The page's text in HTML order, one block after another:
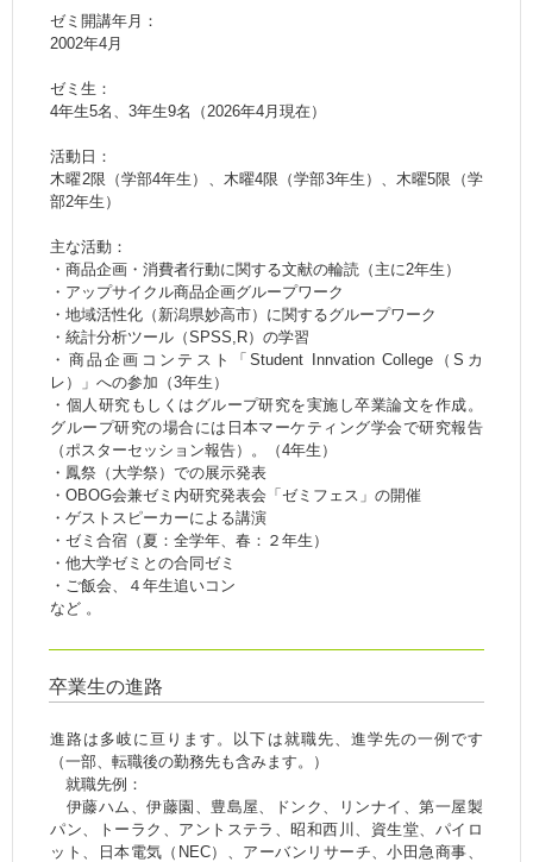
ゼミ開講年月：
2002年4月
ゼミ生：
4年生5名、3年生9名（2026年4月現在）
活動日：
木曜2限（学部4年生）、木曜4限（学部3年生）、木曜5限（学
部2年生）
主な活動：
・商品企画・消費者行動に関する文献の輪読（主に2年生）
・アップサイクル商品企画グループワーク
・地域活性化（新潟県妙高市）に関するグループワーク
・統計分析ツール（SPSS,R）の学習
・商品企画コンテスト「Student Innvation College（Sカ
レ）」への参加（3年生）
・個人研究もしくはグループ研究を実施し卒業論文を作成。
グループ研究の場合には日本マーケティング学会で研究報告
（ポスターセッション報告）。（4年生）
・鳳祭（大学祭）での展示発表
・OBOG会兼ゼミ内研究発表会「ゼミフェス」の開催
・ゲストスピーカーによる講演
・ゼミ合宿（夏：全学年、春：２年生）
・他大学ゼミとの合同ゼミ
・ご飯会、４年生追いコン
など 。
卒業生の進路
進路は多岐に亘ります。以下は就職先、進学先の一例です
（一部、転職後の勤務先も含みます。）
就職先例：
伊藤ハム、伊藤園、豊島屋、ドンク、リンナイ、第一屋製
パン、トーラク、アントステラ、昭和西川、資生堂、パイロ
ット、日本電気（NEC）、アーバンリサーチ、小田急商事、